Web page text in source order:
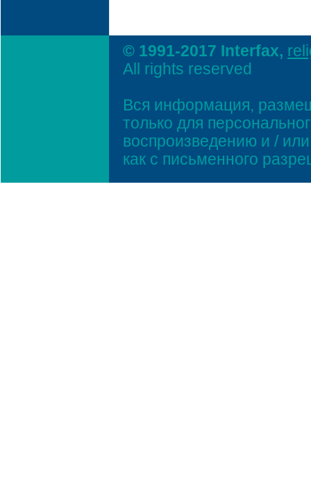
© 1991-2017 Interfax,
All rights reserved
Вся информация,
только для
воспроизведению и /
как с письменного